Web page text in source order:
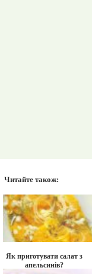
Читайте також:
Як приготувати салат з
апельсинів?